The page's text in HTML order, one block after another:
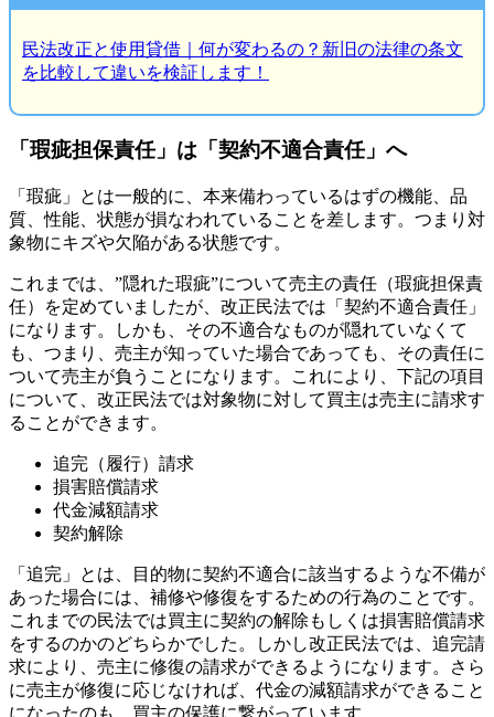
民法改正と使用貸借｜何が変わるの？新旧の法律の条文
を比較して違いを検証します！
「瑕疵担保責任」は「契約不適合責任」へ
「瑕疵」とは一般的に、本来備わっているはずの機能、品
質、性能、状態が損なわれていることを差します。つまり対
象物にキズや欠陥がある状態です。
これまでは、”隠れた瑕疵”について売主の責任（瑕疵担保責
任）を定めていましたが、改正民法では「契約不適合責任」
になります。しかも、その不適合なものが隠れていなくて
も、つまり、売主が知っていた場合であっても、その責任に
ついて売主が負うことになります。これにより、下記の項目
について、改正民法では対象物に対して買主は売主に請求す
ることができます。
追完（履行）請求
損害賠償請求
代金減額請求
契約解除
「追完」とは、目的物に契約不適合に該当するような不備が
あった場合には、補修や修復をするための行為のことです。
これまでの民法では買主に契約の解除もしくは損害賠償請求
をするのかのどちらかでした。しかし改正民法では、追完請
求により、売主に修復の請求ができるようになります。さら
に売主が修復に応じなければ、代金の減額請求ができること
になったのも、買主の保護に繋がっています。